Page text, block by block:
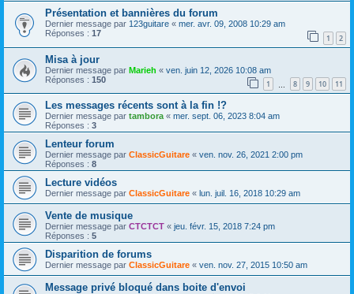
Présentation et bannières du forum
Dernier message par 123guitare « mer. avr. 09, 2008 10:29 am
Réponses : 17 1 2
Misa à jour
Dernier message par Marieh « ven. juin 12, 2026 10:08 am
Réponses : 150 1 8 9 10 11
Les messages récents sont à la fin !?
Dernier message par tambora « mer. sept. 06, 2023 8:04 am
Réponses : 3
Lenteur forum
Dernier message par ClassicGuitare « ven. nov. 26, 2021 2:00 pm
Réponses : 8
Lecture vidéos
Dernier message par ClassicGuitare « lun. juil. 16, 2018 10:29 am
Vente de musique
Dernier message par CTCTCT « jeu. févr. 15, 2018 7:24 pm
Réponses : 5
Disparition de forums
Dernier message par ClassicGuitare « ven. nov. 27, 2015 10:50 am
Message privé bloqué dans boite d'envoi